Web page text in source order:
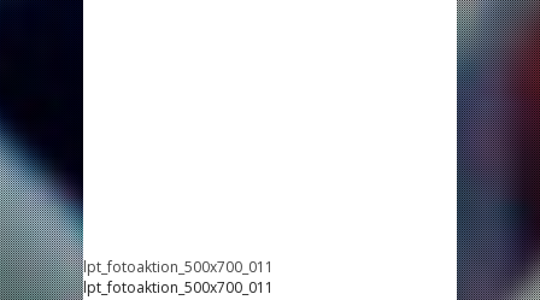
lpt_fotoaktion_500x700_011
lpt_fotoaktion_500x700_011